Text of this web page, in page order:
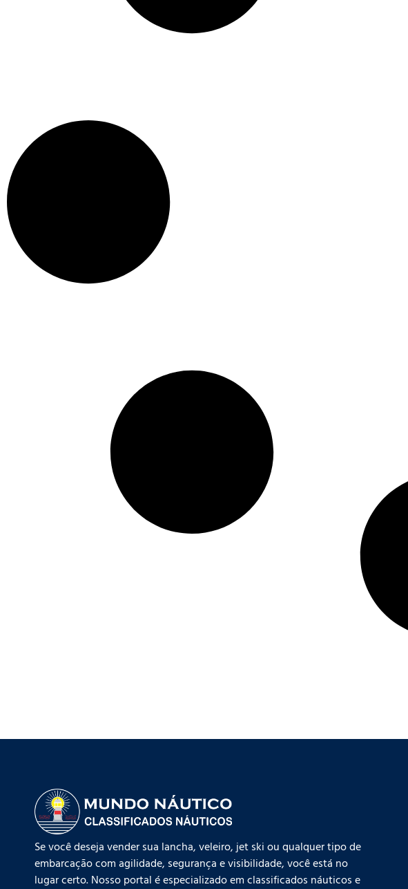
Se você deseja vender sua lancha, veleiro, jet ski ou qualquer tipo de
embarcação com agilidade, segurança e visibilidade, você está no
lugar certo. Nosso portal é especializado em classificados náuticos e